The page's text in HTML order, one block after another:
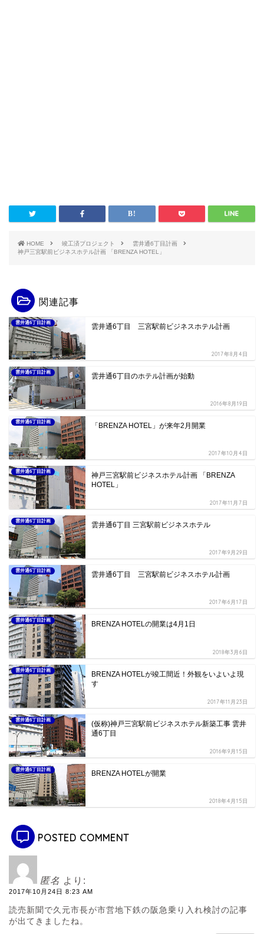
HOME 竣工済プロジェクト
雲井通6丁目計画
神戸三宮駅前ビジネスホテル計画 「BRENZA HOTEL」
関連記事
雲井通6丁目計画 雲井通6丁目 三宮駅前ビジネスホテル計画
2017年8月4日
雲井通6丁目計画 雲井通6丁目のホテル計画が始動
2016年8月19日
雲井通6丁目計画 「BRENZA HOTEL」が来年2月開業
2017年10月4日
雲井通6丁目計画
神戸三宮駅前ビジネスホテル計画 「BRENZA
HOTEL」
2017年11月7日
雲井通6丁目計画 雲井通6丁目 三宮駅前ビジネスホテル
2017年9月29日
雲井通6丁目計画 雲井通6丁目 三宮駅前ビジネスホテル計画
2017年6月17日
雲井通6丁目計画 BRENZA HOTELの開業は4月1日
2018年3月6日
雲井通6丁目計画
BRENZA HOTELが竣工間近！外観をいよいよ現
す
2017年11月23日
雲井通6丁目計画
(仮称)神戸三宮駅前ビジネスホテル新築工事 雲井
通6丁目
2016年9月15日
雲井通6丁目計画 BRENZA HOTELが開業
2018年4月15日
POSTED COMMENT
匿名 より:
2017年10月24日 8:23 AM
読売新聞で久元市長が市営地下鉄の阪急乗り入れ検討の記事
が出てきましたね。